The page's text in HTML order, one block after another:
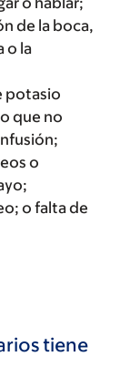
de la boca,
o la
potasio
que no
o
o falta de
tiene